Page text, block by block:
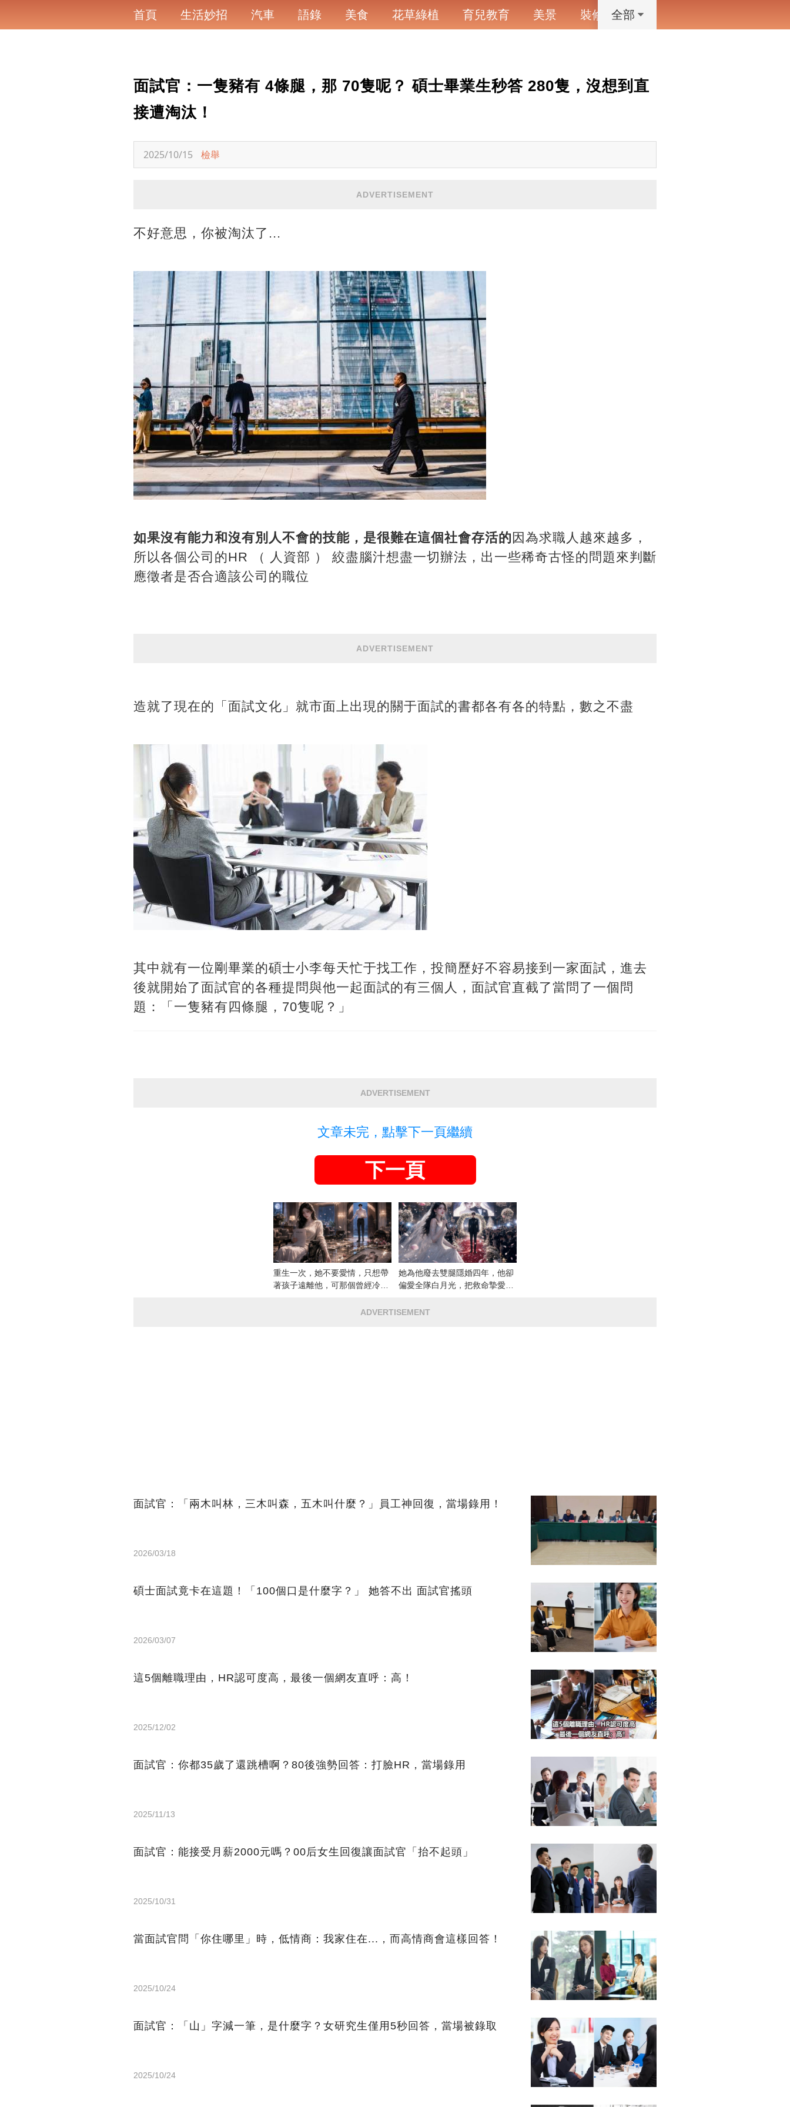
首頁 生活妙招 汽車 語錄 美食 花草綠植 育兒教育 美景 裝修 寵物
全部
面試官：一隻豬有 4條腿，那 70隻呢？ 碩士畢業生秒答 280隻，沒想到直
接遭淘汰！
2025/10/15 檢舉
ADVERTISEMENT
不好意思，你被淘汰了...
如果沒有能力和沒有別人不會的技能，是很難在這個社會存活的 因為求職人越來越多，
所以各個公司的HR （ 人資部 ） 絞盡腦汁想盡一切辦法，出一些稀奇古怪的問題來判斷
應徵者是否合適該公司的職位
ADVERTISEMENT
造就了現在的「面試文化」就市面上出現的關于面試的書都各有各的特點，數之不盡
其中就有一位剛畢業的碩士小李每天忙于找工作，投簡歷好不容易接到一家面試，進去
後就開始了面試官的各種提問與他一起面試的有三個人，面試官直截了當問了一個問
題：「一隻豬有四條腿，70隻呢？」
ADVERTISEMENT
文章未完，點擊下一頁繼續
下一頁
重生一次，她不要愛情，只想帶
著孩子遠離他，可那個曾經冷漠
她為他廢去雙腿隱婚四年，他卻
偏愛全隊白月光，把救命摯愛當
ADVERTISEMENT
面試官：「兩木叫林，三木叫森，五木叫什麼？」員工神回復，當場錄用！
2026/03/18
碩士面試竟卡在這題！「100個口是什麼字？」 她答不出 面試官搖頭
2026/03/07
這5個離職理由，HR認可度高，最後一個網友直呼：高！
2025/12/02
面試官：你都35歲了還跳槽啊？80後強勢回答：打臉HR，當場錄用
2025/11/13
面試官：能接受月薪2000元嗎？00后女生回復讓面試官「抬不起頭」
2025/10/31
當面試官問「你住哪里」時，低情商：我家住在...，而高情商會這樣回答！
2025/10/24
面試官：「山」字減一筆，是什麼字？女研究生僅用5秒回答，當場被錄取
2025/10/24